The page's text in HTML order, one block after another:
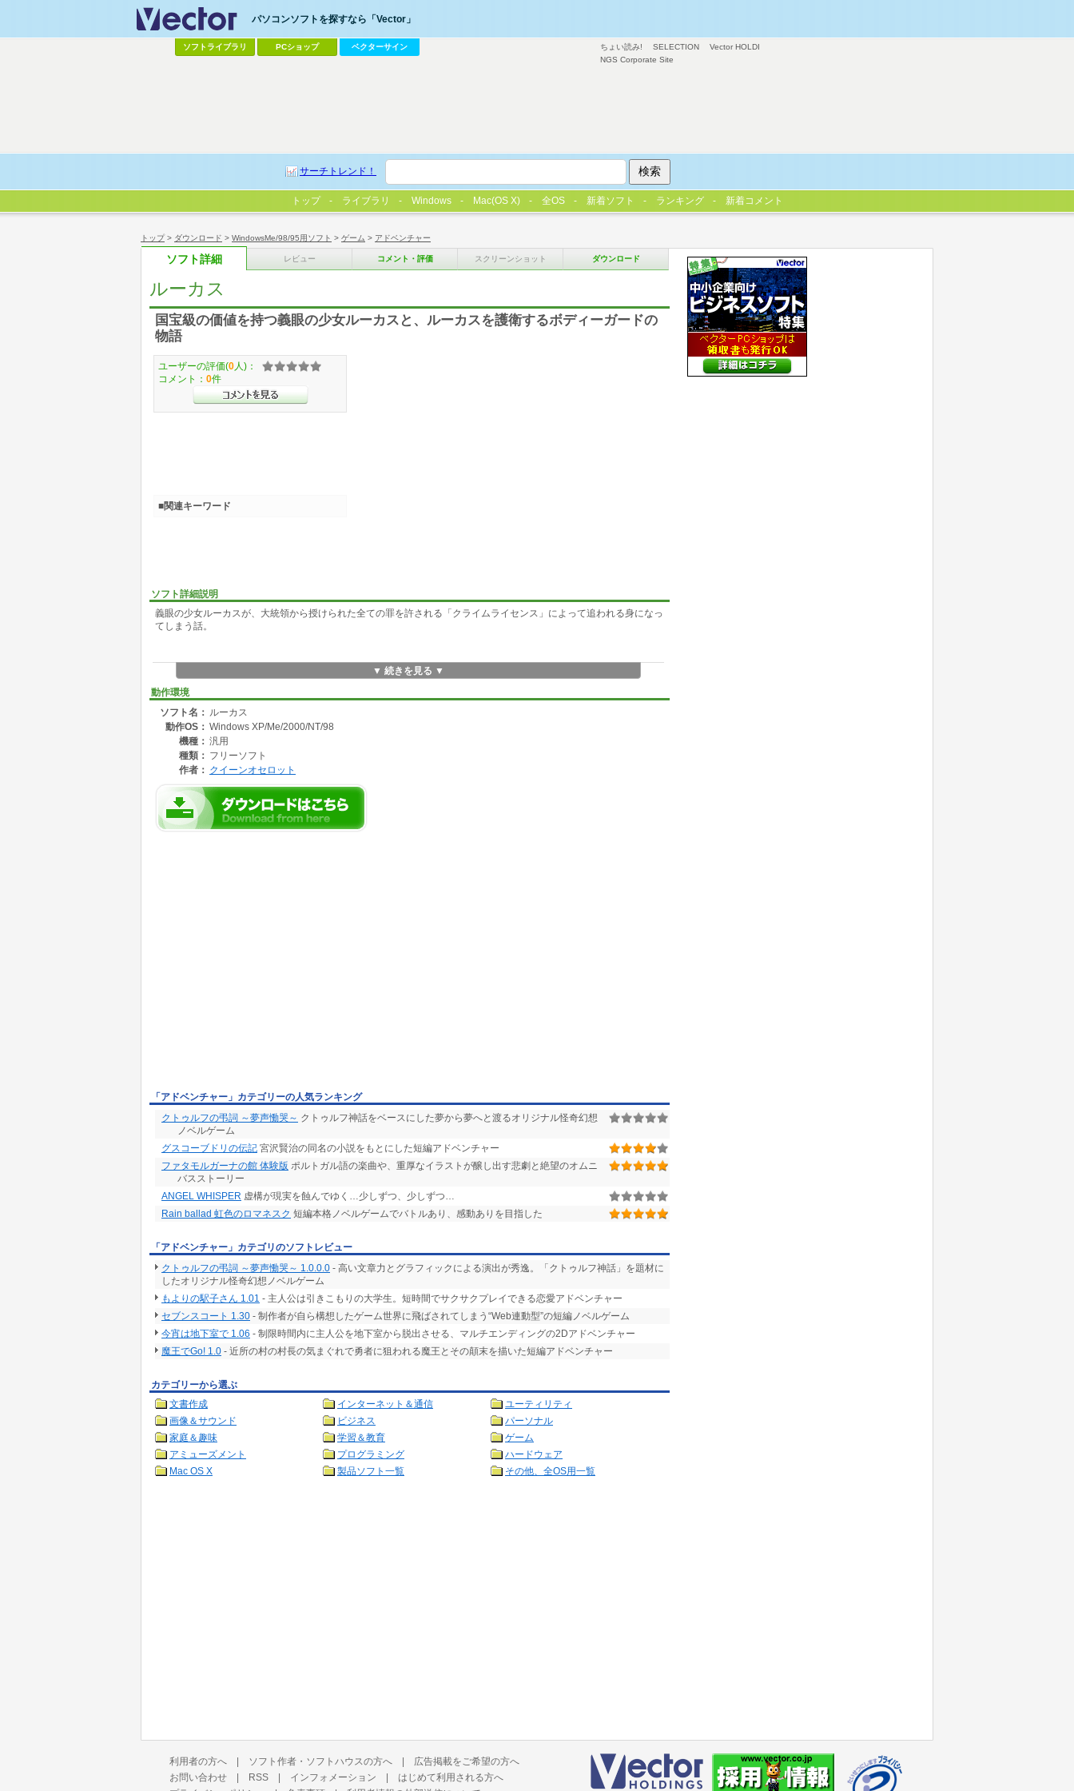
トップ> ダウンロード > WindowsMe/98/95用ソフト > ゲーム > アドベンチャー
ソフト詳細 レビュー コメント・評価 スクリーンショット ダウンロード
ルーカス
国宝級の価値を持つ義眼の少女ルーカスと、ルーカスを護衛するボディーガードの
物語
ソフト詳細説明
義眼の少女ルーカスが、大統領から授けられた全ての罪を許される「クライムライセンス」によって追われる身になっ
てしまう話。
▼ 続きを見る ▼
動作環境
ソフト名： ルーカス
動作OS： Windows XP/Me/2000/NT/98
機種： 汎用
種類： フリーソフト
作者： クイーンオセロット
ユーザーの評価(0 人)：
コメント： 0件
■関連キーワード
「アドベンチャー」カテゴリーの人気ランキング
クトゥルフの弔詞 ～夢声慟哭～ クトゥルフ神話をベースにした夢から夢へと渡るオリジナル怪奇幻想
ノベルゲーム
グスコーブドリの伝記 宮沢賢治の同名の小説をもとにした短編アドベンチャー
ファタモルガーナの館 体験版 ポルトガル語の楽曲や、重厚なイラストが醸し出す悲劇と絶望のオムニ
バスストーリー
ANGEL WHISPER 虚構が現実を蝕んでゆく…少しずつ、少しずつ…
Rain ballad 虹色のロマネスク 短編本格ノベルゲームでバトルあり、感動ありを目指した
「アドベンチャー」カテゴリのソフトレビュー
クトゥルフの弔詞 ～夢声慟哭～ 1.0.0.0 - 高い文章力とグラフィックによる演出が秀逸。「クトゥルフ神話」を題材に
したオリジナル怪奇幻想ノベルゲーム
もよりの駅子さん 1.01 - 主人公は引きこもりの大学生。短時間でサクサクプレイできる恋愛アドベンチャー
セブンスコート 1.30 - 制作者が自ら構想したゲーム世界に飛ばされてしまう“Web連動型”の短編ノベルゲーム
今宵は地下室で 1.06 - 制限時間内に主人公を地下室から脱出させる、マルチエンディングの2Dアドベンチャー
魔王でGo! 1.0 - 近所の村の村長の気まぐれで勇者に狙われる魔王とその顛末を描いた短編アドベンチャー
カテゴリーから選ぶ
文書作成
インターネット＆通信
ユーティリティ
画像＆サウンド
ビジネス
パーソナル
家庭＆趣味
学習＆教育
ゲーム
アミューズメント
プログラミング
ハードウェア
Mac OS X
製品ソフト一覧 その他、全OS用一覧
ちょい読み! SELECTION
Vector HOLDI
NGS Corporate Site
パソコンソフトを探すなら「Vector」
ソフトライブラリ PCショップ ベクターサイン
サーチトレンド！
トップ ライブラリ Windows Mac(OS X) 全OS 新着ソフト ランキング 新着コメント
利用者の方へ | ソフト作者・ソフトハウスの方へ | 広告掲載をご希望の方へ
お問い合わせ | RSS | インフォメーション | はじめて利用される方へ